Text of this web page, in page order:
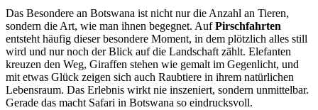
Das Besondere an Botswana ist nicht nur die Anzahl an Tieren,
sondern die Art, wie man ihnen begegnet. AufPirschfahrten
entsteht häufig dieser besondere Moment, in dem plötzlich alles still
wird und nur noch der Blick auf die Landschaft zählt. Elefanten
kreuzen den Weg, Giraffen stehen wie gemalt im Gegenlicht, und
mit etwas Glück zeigen sich auch Raubtiere in ihrem natürlichen
Lebensraum. Das Erlebnis wirkt nie inszeniert, sondern unmittelbar.
Gerade das macht Safari in Botswana so eindrucksvoll.